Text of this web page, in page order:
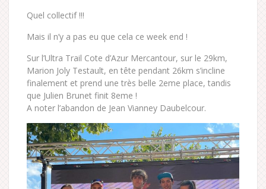
Quel collectif !!!
Mais il n’y a pas eu que cela ce week end !
Sur l’Ultra Trail Cote d’Azur Mercantour, sur le 29km,
Marion Joly Testault, en tête pendant 26km s’incline
finalement et prend une très belle 2eme place, tandis
que Julien Brunet finit 8eme !
A noter l’abandon de Jean Vianney Daubelcour.